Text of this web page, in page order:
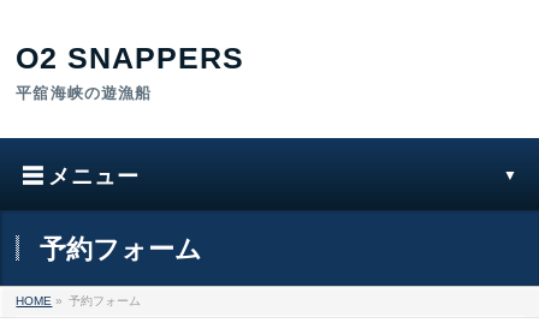
予約フォーム
HOME » 予約フォーム